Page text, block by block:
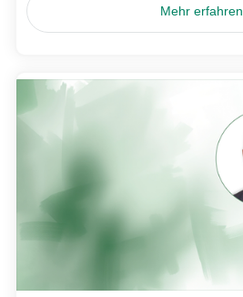
Mehr erfahren